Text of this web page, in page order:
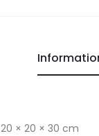
20 × 20 × 30 cm